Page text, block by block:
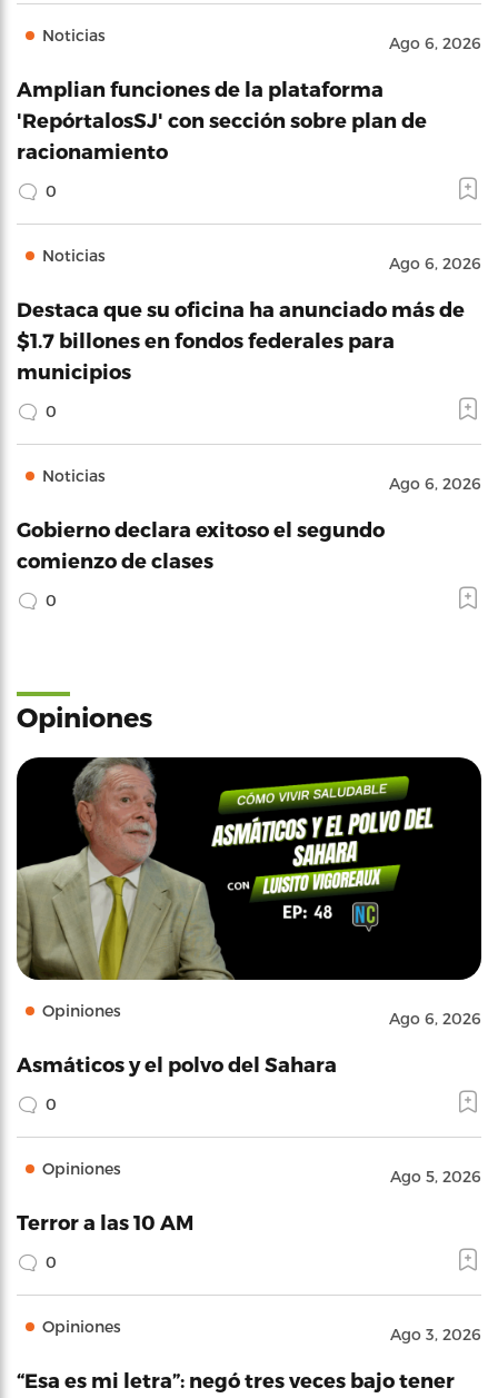
Noticias Ago 6, 2026
Amplian funciones de la plataforma
'RepórtalosSJ' con sección sobre plan de
racionamiento
0
Noticias Ago 6, 2026
Destaca que su oficina ha anunciado más de
$1.7 billones en fondos federales para
municipios
0
Noticias Ago 6, 2026
Gobierno declara exitoso el segundo
comienzo de clases
0
Opiniones
Opiniones Ago 6, 2026
Asmáticos y el polvo del Sahara
0
Opiniones Ago 5, 2026
Terror a las 10 AM
0
Opiniones Ago 3, 2026
“Esa es mi letra”: negó tres veces bajo tener